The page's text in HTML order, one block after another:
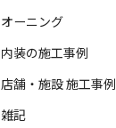
オーニング
内装の施工事例
店舗・施設 施工事例
雑記